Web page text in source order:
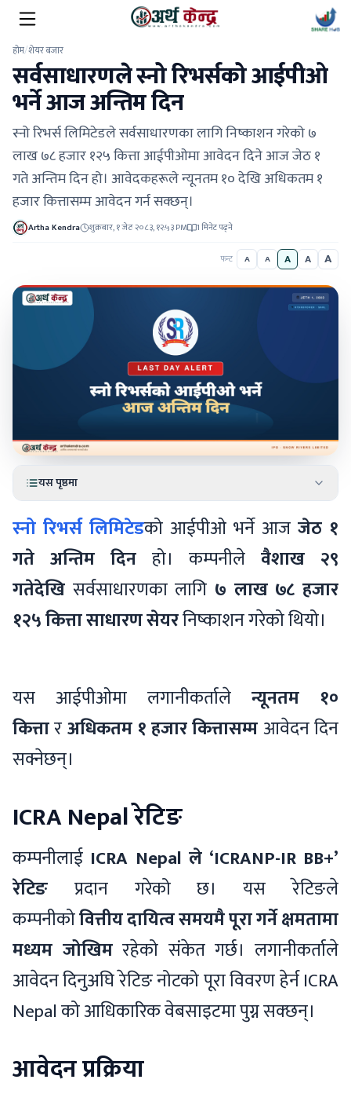
होम/शेयर बजार
सर्वसाधारणले स्नो रिभर्सको आईपीओ
भर्ने आज अन्तिम दिन
स्नो रिभर्स लिमिटेडले सर्वसाधारणका लागि निष्काशन गरेको ७
लाख ७८ हजार १२५ कित्ता आईपीओमा आवेदन दिने आज जेठ १
गते अन्तिम दिन हो। आवेदकहरूले न्यूनतम १० देखि अधिकतम १
हजार कित्तासम्म आवेदन गर्न सक्छन्।
Artha Kendra शुक्रबार, १ जेठ २०८३, १२:५३ PM 1 मिनेट पढ्ने
फन्ट A A A A A
यस पृष्ठमा
स्नो रिभर्स लिमिटेडको आईपीओ भर्ने आज जेठ १
गते अन्तिम दिन हो। कम्पनीले वैशाख २९
गतेदेखि सर्वसाधारणका लागि ७ लाख ७८ हजार
१२५ कित्ता साधारण सेयरनिष्काशन गरेको थियो।
यस आईपीओमा लगानीकर्ताले न्यूनतम १०
कित्तारअधिकतम १ हजार कित्तासम्मआवेदन दिन
सक्नेछन्।
ICRA Nepal रेटिङ
कम्पनीलाई ICRA Nepal ले ‘ICRANP-IR BB+’
रेटिङ प्रदान गरेको छ। यस रेटिङले
कम्पनीकोवित्तीय दायित्व समयमै पूरा गर्ने क्षमतामा
मध्यम जोखिमरहेको संकेत गर्छ। लगानीकर्ताले
आवेदन दिनुअघि रेटिङ नोटको पूरा विवरण हेर्न ICRA
Nepal को आधिकारिक वेबसाइटमा पुग्न सक्छन्।
आवेदन प्रक्रिया